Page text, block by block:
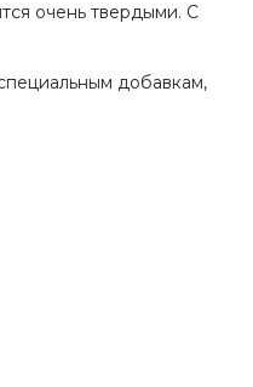
очень твердыми. С
добавкам,